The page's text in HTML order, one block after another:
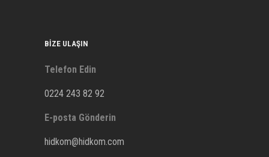
BIZE ULAŞIN
Telefon Edin
0224 243 82 92
E-posta Gönderin
hidkom@hidkom.com